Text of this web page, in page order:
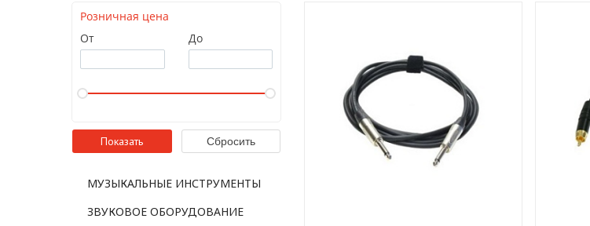
Розничная цена
От
До
МУЗЫКАЛЬНЫЕ ИНСТРУМЕНТЫ
ЗВУКОВОЕ ОБОРУДОВАНИЕ